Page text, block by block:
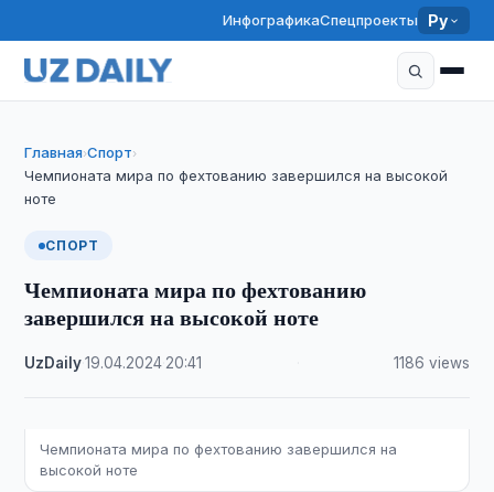
ИнфографикаСпецпроекты Ру
Главная›Спорт›
Чемпионата мира по фехтованию завершился на высокой
ноте
СПОРТ
Чемпионата мира по фехтованию
завершился на высокой ноте
UzDaily·19.04.2024 20:41 1186 views
Чемпионата мира по фехтованию завершился на
высокой ноте